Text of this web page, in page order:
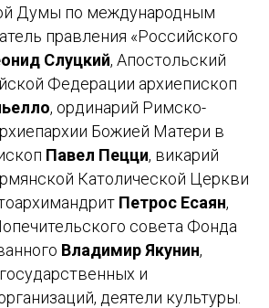
Думы по международным
правления «Российского
Слуцкий, Апостольский
Федерации архиепископ
, ординарий Римско-
Божией Матери в
Павел Пецци, викарий
Католической Церкви
Петрос Есаян,
совета Фонда
Владимир Якунин,
и
деятели культуры.